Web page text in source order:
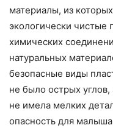
материалы, из
экологически чистые
химических
натуральных
безопасные виды
не было острых
не имела мелких
опасность для